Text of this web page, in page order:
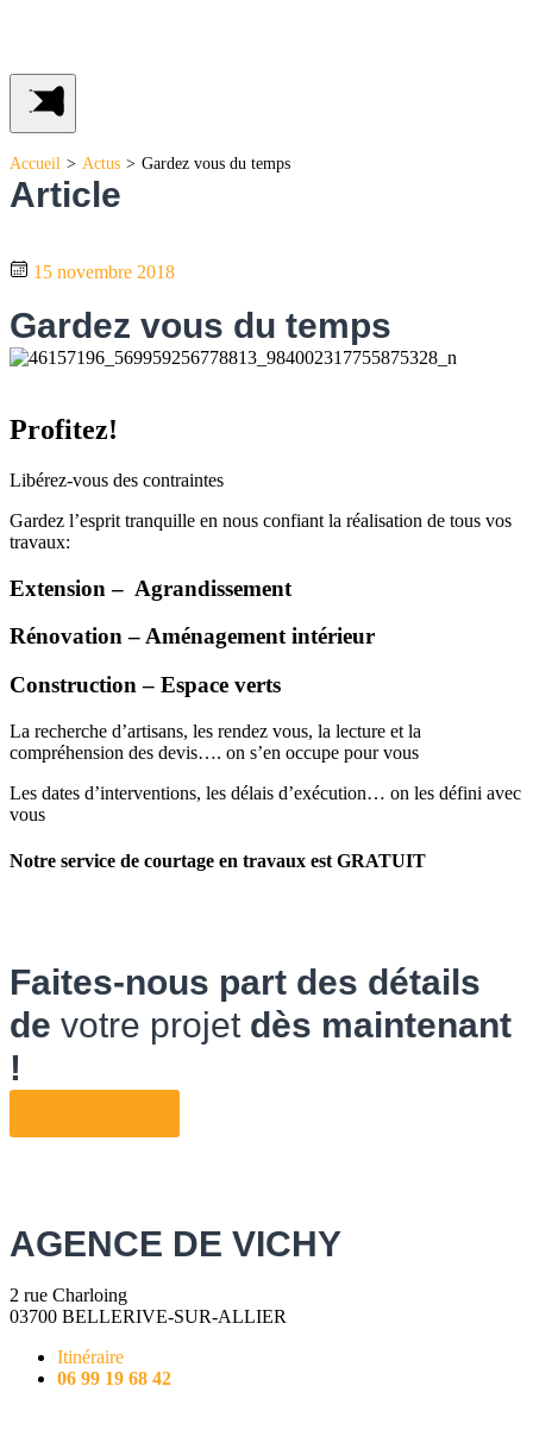
Accueil > Actus > Gardez vous du temps
Article
15 novembre 2018
Gardez vous du temps
Profitez!
Libérez-vous des contraintes
Gardez l’esprit tranquille en nous confiant la réalisation de tous vos
travaux:
Extension – Agrandissement
Rénovation – Aménagement intérieur
Construction – Espace verts
La recherche d’artisans, les rendez vous, la lecture et la
compréhension des devis…. on s’en occupe pour vous
Les dates d’interventions, les délais d’exécution… on les défini avec
vous
Notre service de courtage en travaux est GRATUIT
Faites-nous part des détails
de votre projet dès maintenant
!
AGENCE DE VICHY
2 rue Charloing
03700 BELLERIVE-SUR-ALLIER
Itinéraire
06 99 19 68 42